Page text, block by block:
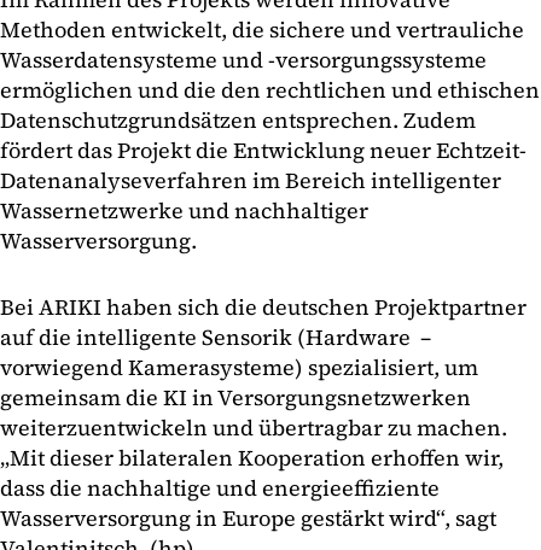
Methoden entwickelt, die sichere und vertrauliche
Wasserdatensysteme und -versorgungssysteme
ermöglichen und die den rechtlichen und ethischen
Datenschutzgrundsätzen entsprechen. Zudem
fördert das Projekt die Entwicklung neuer Echtzeit-
Datenanalyseverfahren im Bereich intelligenter
Wassernetzwerke und nachhaltiger
Wasserversorgung.
Bei ARIKI haben sich die deutschen Projektpartner
auf die intelligente Sensorik (Hardware –
vorwiegend Kamerasysteme) spezialisiert, um
gemeinsam die KI in Versorgungsnetzwerken
weiterzuentwickeln und übertragbar zu machen.
„Mit dieser bilateralen Kooperation erhoffen wir,
dass die nachhaltige und energieeffiziente
Wasserversorgung in Europe gestärkt wird“, sagt